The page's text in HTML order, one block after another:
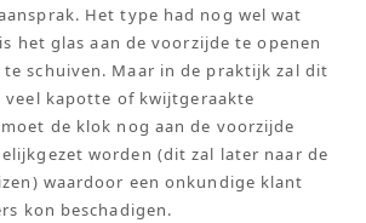
Het type had nog wel wat
het glas aan de voorzijde te openen
schuiven. Maar in de praktijk zal dit
kapotte of kwijtgeraakte
de klok nog aan de voorzijde
worden (dit zal later naar de
waardoor een onkundige klant
kon beschadigen.